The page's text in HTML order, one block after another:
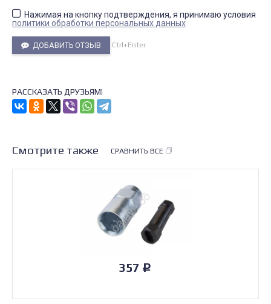
Нажимая на кнопку подтверждения, я принимаю условия
политики обработки персональных данных
ДОБАВИТЬ ОТЗЫВ Ctrl+Enter
РАССКАЗАТЬ ДРУЗЬЯМ!
Смотрите также СРАВНИТЬ ВСЕ
357 Р